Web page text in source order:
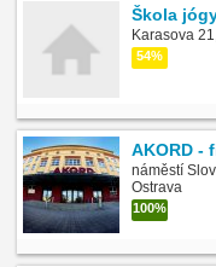
Škola
Karasova
54%
AKORD -
náměstí
Ostrava
100%